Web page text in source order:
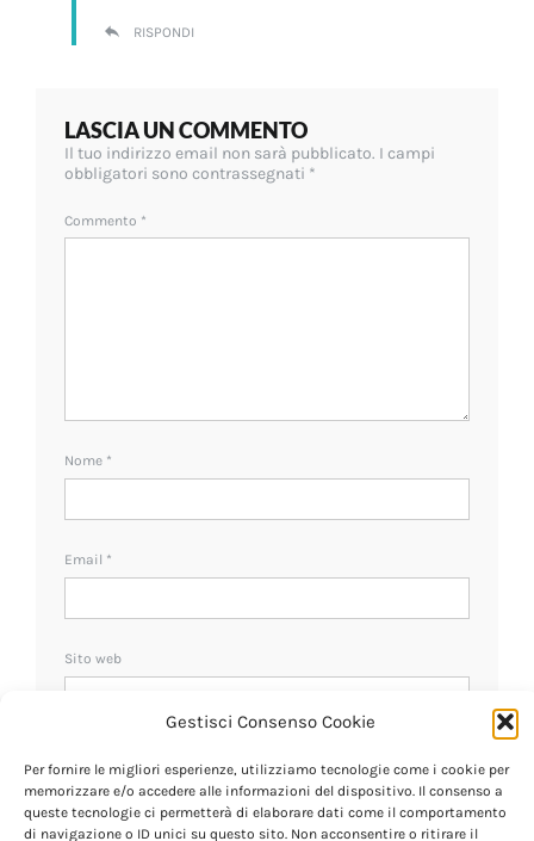
Gestisci Consenso Cookie
Per fornire le migliori esperienze, utilizziamo tecnologie come i cookie per
memorizzare e/o accedere alle informazioni del dispositivo. Il consenso a
queste tecnologie ci permetterà di elaborare dati come il comportamento
di navigazione o ID unici su questo sito. Non acconsentire o ritirare il
RISPONDI
LASCIA UN COMMENTO
Il tuo indirizzo email non sarà pubblicato. I campi
obbligatori sono contrassegnati *
Commento *
Nome *
Email *
Sito web